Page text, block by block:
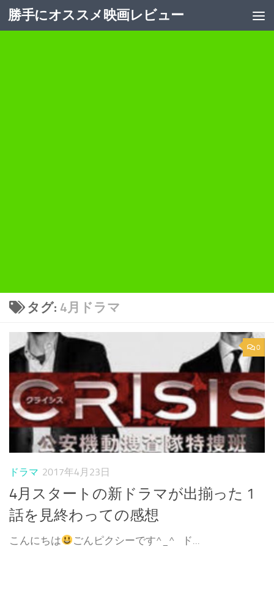
コンテンツへスキップ
勝手にオススメ映画レビュー
タグ: 4月ドラマ
0
ドラマ 2017年4月23日
4月スタートの新ドラマが出揃った 1
話を見終わっての感想
こんにちは ごんピクシーです^_^ ド...